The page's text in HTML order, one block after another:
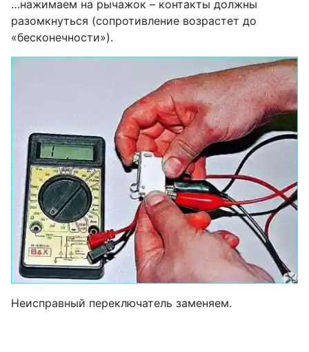
…нажимаем на рычажок – контакты должны
разомкнуться (сопротивление возрастет до
«бесконечности»).
Неисправный переключатель заменяем.